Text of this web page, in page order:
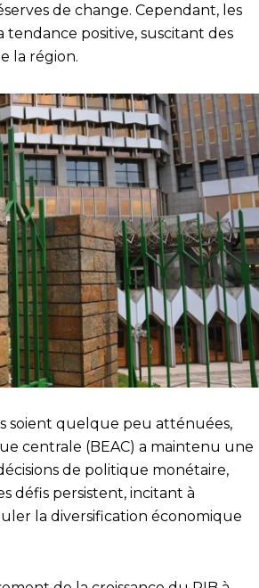
de change. Cependant, les
positive, suscitant des
la région.
soient quelque peu atténuées,
centrale (BEAC) a maintenu une
de politique monétaire,
défis persistent, incitant à
la diversification économique